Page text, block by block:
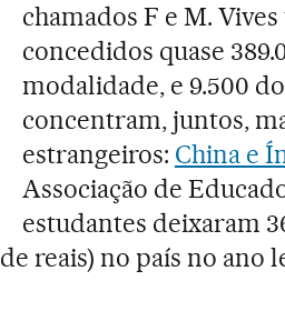
chamados F e M.
concedidos quase
modalidade, e 9.500
concentram, juntos,
estrangeiros: China e
Associação de
estudantes deixaram
reais) no país no ano